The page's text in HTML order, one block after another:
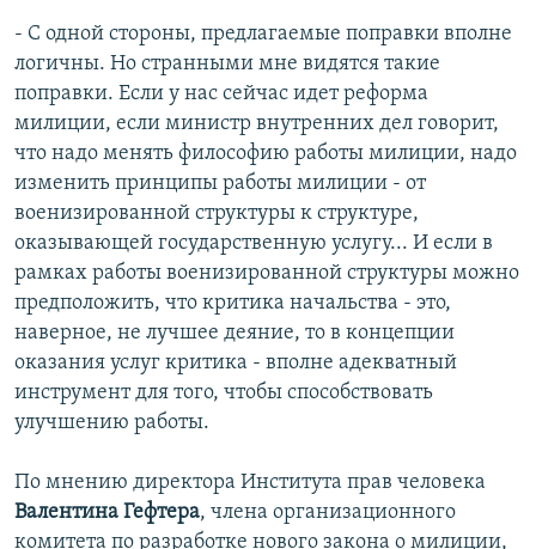
- С одной стороны, предлагаемые поправки вполне
логичны. Но странными мне видятся такие
поправки. Если у нас сейчас идет реформа
милиции, если министр внутренних дел говорит,
что надо менять философию работы милиции, надо
изменить принципы работы милиции - от
военизированной структуры к структуре,
оказывающей государственную услугу... И если в
рамках работы военизированной структуры можно
предположить, что критика начальства - это,
наверное, не лучшее деяние, то в концепции
оказания услуг критика - вполне адекватный
инструмент для того, чтобы способствовать
улучшению работы.
По мнению директора Института прав человека
Валентина Гефтера, члена организационного
комитета по разработке нового закона о милиции,